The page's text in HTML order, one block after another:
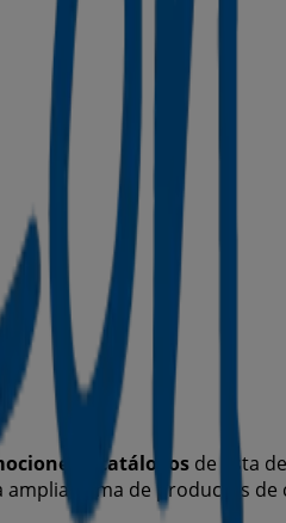
catálogos de esta
amplia gama de productos